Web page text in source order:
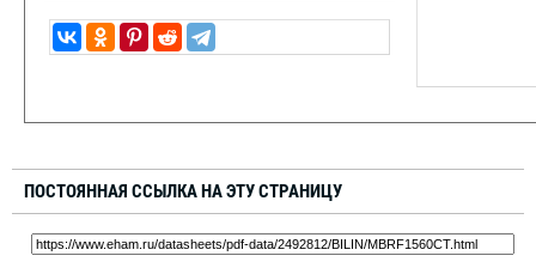
ПОСТОЯННАЯ ССЫЛКА НА ЭТУ СТРАНИЦУ